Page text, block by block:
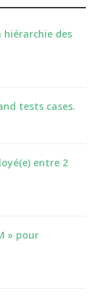
hiérarchie des
tests cases.
entre 2
» pour